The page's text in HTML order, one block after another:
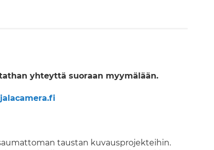
yhteyttä suoraan myymälään.
taustan kuvausprojekteihin.